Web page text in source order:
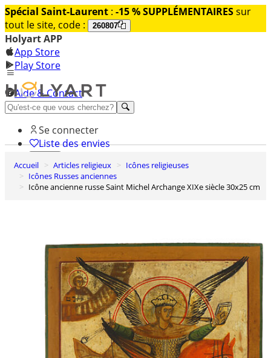
Spécial Saint-Laurent : -15 % SUPPLÉMENTAIRESsur
tout le site, code :
260807
Holyart APP
App Store
Play Store
Aide & Contact
Découvrez Premium
Se connecter
Liste des envies
0
Panier
Accueil Articles religieux
Icônes religieuses
Icônes Russes anciennes
Icône ancienne russe Saint Michel Archange XIXe siècle 30x25 cm